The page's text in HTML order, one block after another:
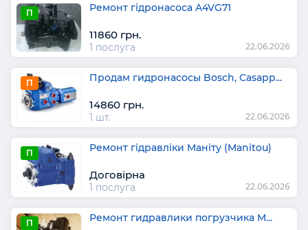
П Ремонт гідронасоса A4VG71
11860 грн.
1 послуга 22.06.2026
П Продам гидронасосы Bosch, Casapp...
14860 грн.
1 шт. 22.06.2026
П Ремонт гідравліки Маніту (Manitou)
Договірна
1 послуга 22.06.2026
П Ремонт гидравлики погрузчика M...